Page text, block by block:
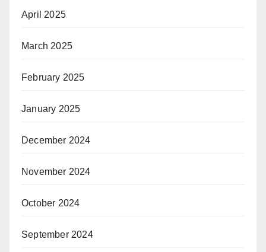
April 2025
March 2025
February 2025
January 2025
December 2024
November 2024
October 2024
September 2024